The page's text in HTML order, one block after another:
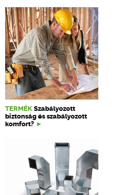
TERMÉK Szabályozott
biztonság és szabályozott
komfort?